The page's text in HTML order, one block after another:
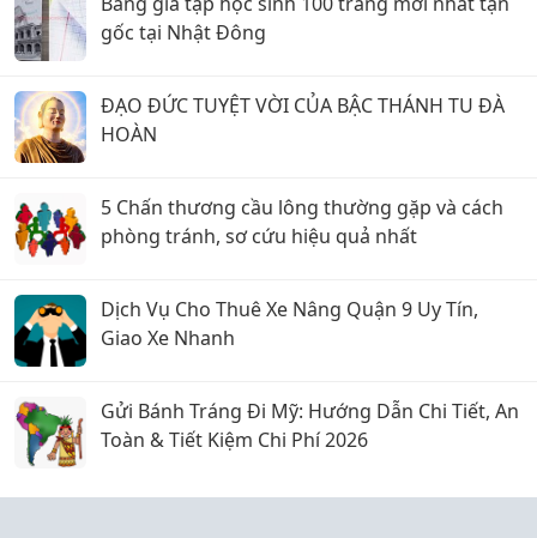
gốc tại Nhật Đông
ĐẠO ĐỨC TUYỆT VỜI CỦA BẬC THÁNH TU ĐÀ
HOÀN
5 Chấn thương cầu lông thường gặp và cách
phòng tránh, sơ cứu hiệu quả nhất
Dịch Vụ Cho Thuê Xe Nâng Quận 9 Uy Tín,
Giao Xe Nhanh
Gửi Bánh Tráng Đi Mỹ: Hướng Dẫn Chi Tiết, An
Toàn & Tiết Kiệm Chi Phí 2026